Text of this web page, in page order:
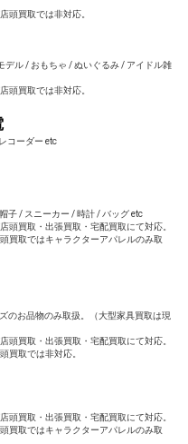
頭買取では非対応。
デル / おもちゃ / ぬいぐるみ / アイドル雑
頭買取では非対応。
コーダー etc
子 / スニーカー / 時計 / バッグ etc
頭買取・出張買取・宅配買取にて対応。
買取ではキャラクターアパレルのみ取
お品物のみ取扱。（大型家具買取は現
頭買取・出張買取・宅配買取にて対応。
買取では非対応。
頭買取・出張買取・宅配買取にて対応。
買取ではキャラクターアパレルのみ取